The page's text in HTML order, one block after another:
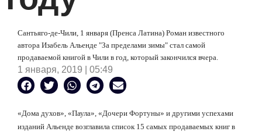
Сантьяго-де-Чили, 1 января (Пренса Латина) Роман известного
автора Изабель Альенде "За пределами зимы" стал самой
продаваемой книгой в Чили в год, который закончился вчера.
1 января, 2019 | 05:49
«Дома духов», «Паула», «Дочери Фортуны» и другими успехами
изданий Альенде возглавила список 15 самых продаваемых книг в